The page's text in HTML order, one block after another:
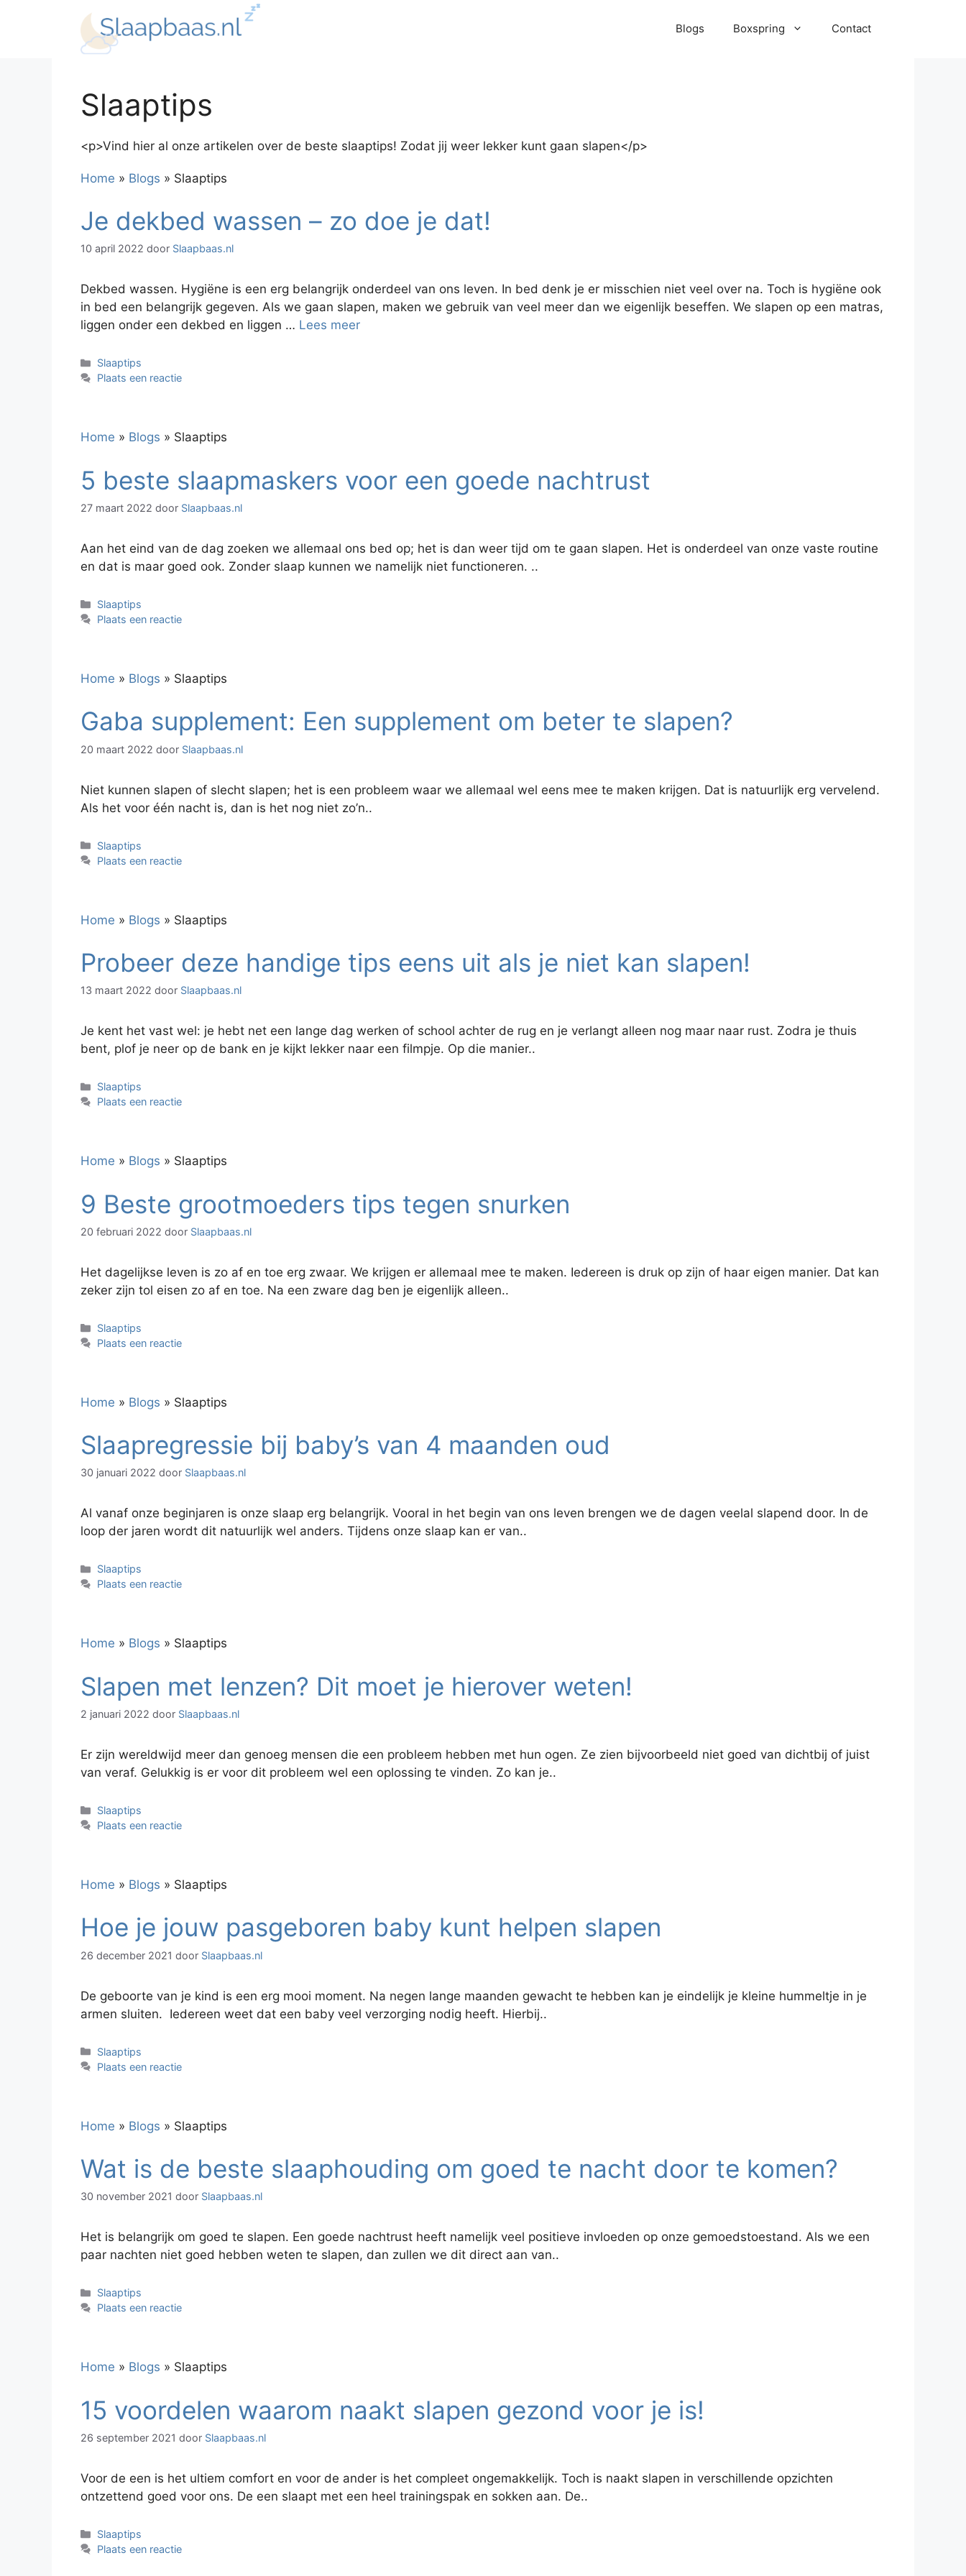
Blogs Boxspring Contact
Slaaptips
<p>Vind hier al onze artikelen over de beste slaaptips! Zodat jij weer lekker kunt gaan slapen</p>
Home » Blogs » Slaaptips
Je dekbed wassen – zo doe je dat!
10 april 2022 door Slaapbaas.nl
Dekbed wassen. Hygiëne is een erg belangrijk onderdeel van ons leven. In bed denk je er misschien niet veel over na. Toch is hygiëne ook
in bed een belangrijk gegeven. Als we gaan slapen, maken we gebruik van veel meer dan we eigenlijk beseffen. We slapen op een matras,
liggen onder een dekbed en liggen … Lees meer
Categorieën
Slaaptips
Plaats een reactie
Home » Blogs » Slaaptips
5 beste slaapmaskers voor een goede nachtrust
27 maart 2022 door Slaapbaas.nl
Aan het eind van de dag zoeken we allemaal ons bed op; het is dan weer tijd om te gaan slapen. Het is onderdeel van onze vaste routine
en dat is maar goed ook. Zonder slaap kunnen we namelijk niet functioneren. ..
Categorieën
Slaaptips
Plaats een reactie
Home » Blogs » Slaaptips
Gaba supplement: Een supplement om beter te slapen?
20 maart 2022 door Slaapbaas.nl
Niet kunnen slapen of slecht slapen; het is een probleem waar we allemaal wel eens mee te maken krijgen. Dat is natuurlijk erg vervelend.
Als het voor één nacht is, dan is het nog niet zo’n..
Categorieën
Slaaptips
Plaats een reactie
Home » Blogs » Slaaptips
Probeer deze handige tips eens uit als je niet kan slapen!
13 maart 2022 door Slaapbaas.nl
Je kent het vast wel: je hebt net een lange dag werken of school achter de rug en je verlangt alleen nog maar naar rust. Zodra je thuis
bent, plof je neer op de bank en je kijkt lekker naar een filmpje. Op die manier..
Categorieën
Slaaptips
Plaats een reactie
Home » Blogs » Slaaptips
9 Beste grootmoeders tips tegen snurken
20 februari 2022 door Slaapbaas.nl
Het dagelijkse leven is zo af en toe erg zwaar. We krijgen er allemaal mee te maken. Iedereen is druk op zijn of haar eigen manier. Dat kan
zeker zijn tol eisen zo af en toe. Na een zware dag ben je eigenlijk alleen..
Categorieën
Slaaptips
Plaats een reactie
Home » Blogs » Slaaptips
Slaapregressie bij baby’s van 4 maanden oud
30 januari 2022 door Slaapbaas.nl
Al vanaf onze beginjaren is onze slaap erg belangrijk. Vooral in het begin van ons leven brengen we de dagen veelal slapend door. In de
loop der jaren wordt dit natuurlijk wel anders. Tijdens onze slaap kan er van..
Categorieën
Slaaptips
Plaats een reactie
Home » Blogs » Slaaptips
Slapen met lenzen? Dit moet je hierover weten!
2 januari 2022 door Slaapbaas.nl
Er zijn wereldwijd meer dan genoeg mensen die een probleem hebben met hun ogen. Ze zien bijvoorbeeld niet goed van dichtbij of juist
van veraf. Gelukkig is er voor dit probleem wel een oplossing te vinden. Zo kan je..
Categorieën
Slaaptips
Plaats een reactie
Home » Blogs » Slaaptips
Hoe je jouw pasgeboren baby kunt helpen slapen
26 december 2021 door Slaapbaas.nl
De geboorte van je kind is een erg mooi moment. Na negen lange maanden gewacht te hebben kan je eindelijk je kleine hummeltje in je
armen sluiten. Iedereen weet dat een baby veel verzorging nodig heeft. Hierbij..
Categorieën
Slaaptips
Plaats een reactie
Home » Blogs » Slaaptips
Wat is de beste slaaphouding om goed te nacht door te komen?
30 november 2021 door Slaapbaas.nl
Het is belangrijk om goed te slapen. Een goede nachtrust heeft namelijk veel positieve invloeden op onze gemoedstoestand. Als we een
paar nachten niet goed hebben weten te slapen, dan zullen we dit direct aan van..
Categorieën
Slaaptips
Plaats een reactie
Home » Blogs » Slaaptips
15 voordelen waarom naakt slapen gezond voor je is!
26 september 2021 door Slaapbaas.nl
Voor de een is het ultiem comfort en voor de ander is het compleet ongemakkelijk. Toch is naakt slapen in verschillende opzichten
ontzettend goed voor ons. De een slaapt met een heel trainingspak en sokken aan. De..
Categorieën
Slaaptips
Plaats een reactie